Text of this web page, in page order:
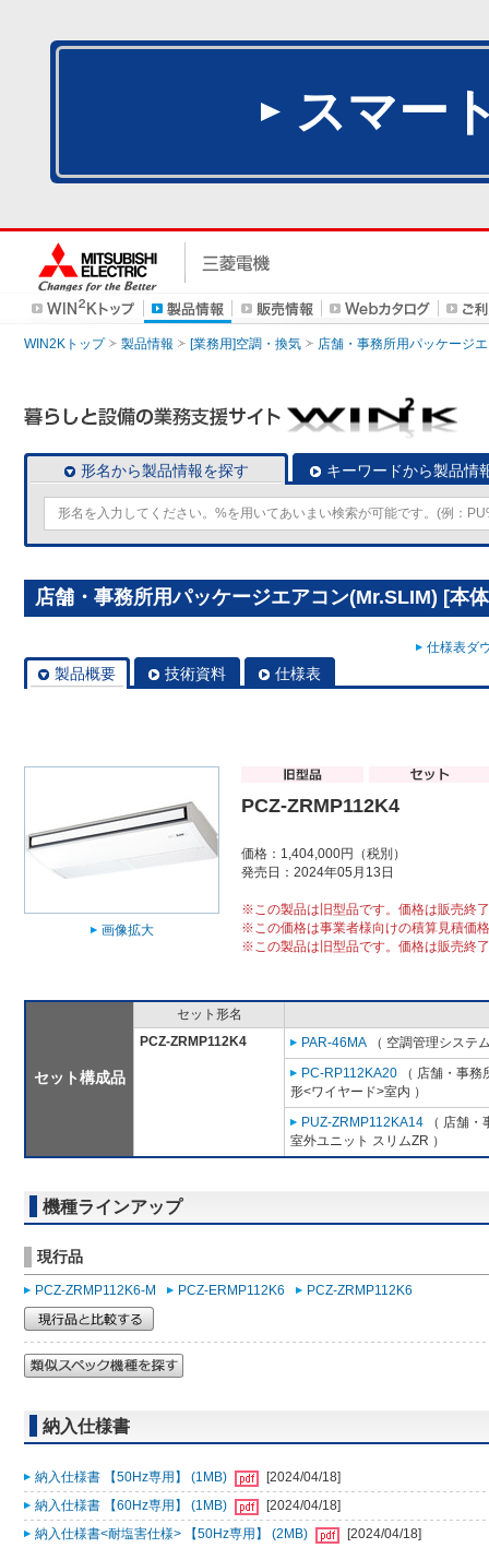
スマー
WIN2Kトップ 製品情報 [業務用]空調・換気 店舗・事務所用パッケージ
形名から製品情報を探す キーワードから製品情
店舗・事務所用パッケージエアコン(Mr.SLIM) [本
仕様表ダ
製品概要 技術資料 仕様表
画像拡大
PCZ-ZRMP112K4
価格：1,404,000円（税別）
発売日：2024年05月13日
※この製品は旧型品です。価格は販売終
※この価格は事業者様向けの積算見積価
※この製品は旧型品です。価格は販売終
セット構成品
セット形名
PCZ-ZRMP112K4
PAR-46MA （ 空調管理システ
PC-RP112KA20 （ 店舗・事
形<ワイヤード>室内 ）
PUZ-ZRMP112KA14 （ 店舗
室外ユニット スリムZR ）
機種ラインアップ
現行品
PCZ-ZRMP112K6-M PCZ-ERMP112K6 PCZ-ZRMP112K6
納入仕様書
納入仕様書 【50Hz専用】 (1MB)
[2024/04/18]
納入仕様書 【60Hz専用】 (1MB)
[2024/04/18]
納入仕様書<耐塩害仕様> 【50Hz専用】 (2MB)
[2024/04/18]